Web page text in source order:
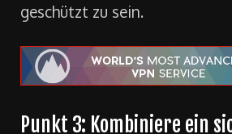
vorLeaks und